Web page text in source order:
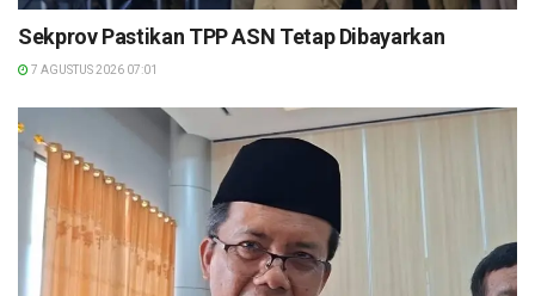
Sekprov Pastikan TPP ASN Tetap Dibayarkan
7 AGUSTUS 2026 07:01